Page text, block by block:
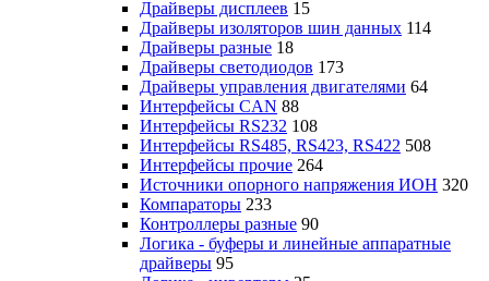
Драйверы дисплеев 15
Драйверы изоляторов шин данных 114
Драйверы разные 18
Драйверы светодиодов 173
Драйверы управления двигателями 64
Интерфейсы CAN 88
Интерфейсы RS232 108
Интерфейсы RS485, RS423, RS422 508
Интерфейсы прочие 264
Источники опорного напряжения ИОН 320
Компараторы 233
Контроллеры разные 90
Логика - буферы и линейные аппаратные
драйверы 95